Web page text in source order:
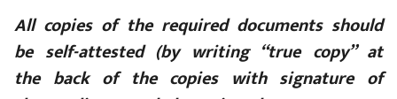
All copies of the required documents should
be self-attested (by writing “true copy” at
the back of the copies with signature of